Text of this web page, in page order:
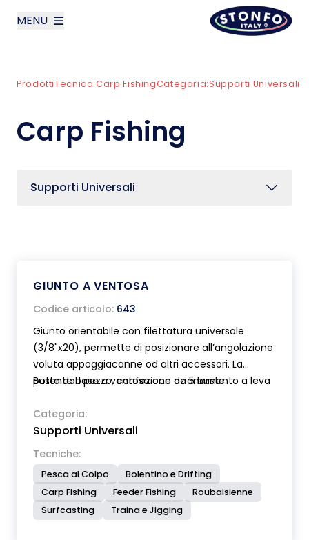
MENU
Prodotti
ProdottiTecnica:Carp FishingCategoria:Supporti Universali
Carp Fishing
Supporti Universali
GIUNTO A VENTOSA
Codice articolo: 643
Giunto orientabile con filettatura universale
(3/8"x20), permette di posizionare all’angolazione
voluta appoggiacanne od altri accessori. La
potente base a ventosa con azionamento a leva
Busta da 1 pezzo, confezione da 5 buste.
Categoria:
Supporti Universali
Tecniche:
Pesca al Colpo
Bolentino e Drifting
Carp Fishing
Feeder Fishing
Roubaisienne
Surfcasting
Traina e Jigging